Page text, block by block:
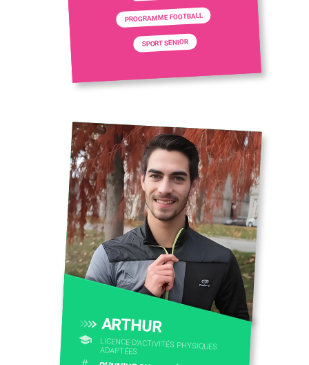
PROGRAMME FOOTBALL
SPORT SENIOR
ARTHUR
LICENCE D’ACTIVITÉS PHYSIQUES
ADAPTÉES